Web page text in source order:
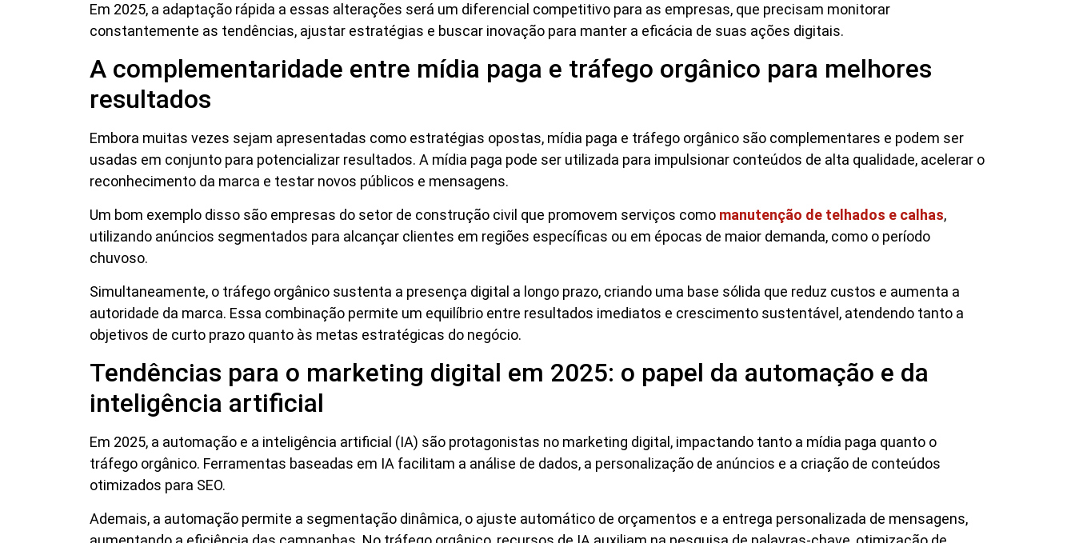
Em 2025, a adaptação rápida a essas alterações será um diferencial competitivo para as empresas, que precisam monitorar
constantemente as tendências, ajustar estratégias e buscar inovação para manter a eficácia de suas ações digitais.
A complementaridade entre mídia paga e tráfego orgânico para melhores
resultados
Embora muitas vezes sejam apresentadas como estratégias opostas, mídia paga e tráfego orgânico são complementares e podem ser
usadas em conjunto para potencializar resultados. A mídia paga pode ser utilizada para impulsionar conteúdos de alta qualidade, acelerar o
reconhecimento da marca e testar novos públicos e mensagens.
Um bom exemplo disso são empresas do setor de construção civil que promovem serviços como manutenção de telhados e calhas,
utilizando anúncios segmentados para alcançar clientes em regiões específicas ou em épocas de maior demanda, como o período
chuvoso.
Simultaneamente, o tráfego orgânico sustenta a presença digital a longo prazo, criando uma base sólida que reduz custos e aumenta a
autoridade da marca. Essa combinação permite um equilíbrio entre resultados imediatos e crescimento sustentável, atendendo tanto a
objetivos de curto prazo quanto às metas estratégicas do negócio.
Tendências para o marketing digital em 2025: o papel da automação e da
inteligência artificial
Em 2025, a automação e a inteligência artificial (IA) são protagonistas no marketing digital, impactando tanto a mídia paga quanto o
tráfego orgânico. Ferramentas baseadas em IA facilitam a análise de dados, a personalização de anúncios e a criação de conteúdos
otimizados para SEO.
Ademais, a automação permite a segmentação dinâmica, o ajuste automático de orçamentos e a entrega personalizada de mensagens,